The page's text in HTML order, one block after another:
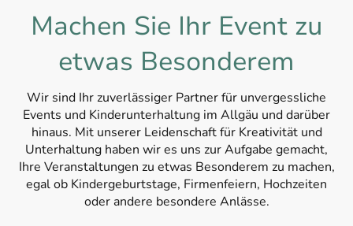
Machen Sie Ihr Event zu
etwas Besonderem
Wir sind Ihr zuverlässiger Partner für unvergessliche
Events und Kinderunterhaltung im Allgäu und darüber
hinaus. Mit unserer Leidenschaft für Kreativität und
Unterhaltung haben wir es uns zur Aufgabe gemacht,
Ihre Veranstaltungen zu etwas Besonderem zu machen,
egal ob Kindergeburtstage, Firmenfeiern, Hochzeiten
oder andere besondere Anlässe.